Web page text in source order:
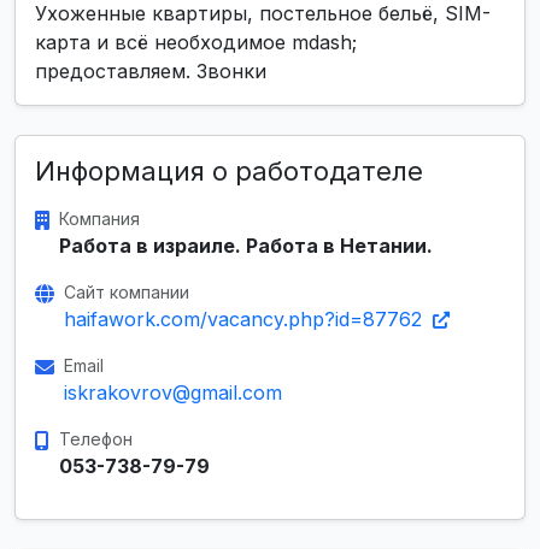
Ухоженные квартиры, постельное бельё, SIM-
карта и всё необходимое mdash;
предоставляем. Звонки
Информация о работодателе
Компания
Работа в израиле. Работа в Нетании.
Сайт компании
haifawork.com/vacancy.php?id=87762
Email
iskrakovrov@gmail.com
Телефон
053-738-79-79